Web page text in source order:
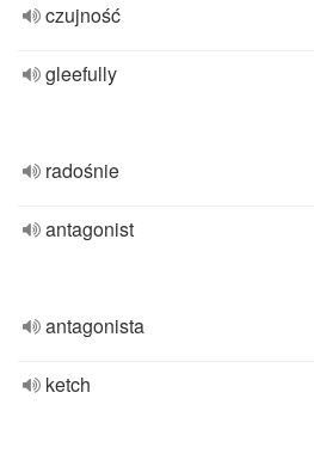
czujność
gleefully
radośnie
antagonist
antagonista
ketch